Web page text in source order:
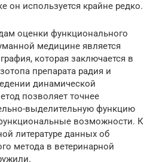
он используется крайне редко.
оценки функционального
медицине является
которая заключается в
препарата радия и
динамической
позволяет точнее
выделительную функцию
возможности. К
литературе данных об
метода в ветеринарной